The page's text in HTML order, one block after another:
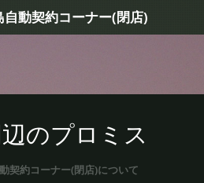
のプロミス
契約コーナー(閉店)について
自動契約コーナー(閉店)